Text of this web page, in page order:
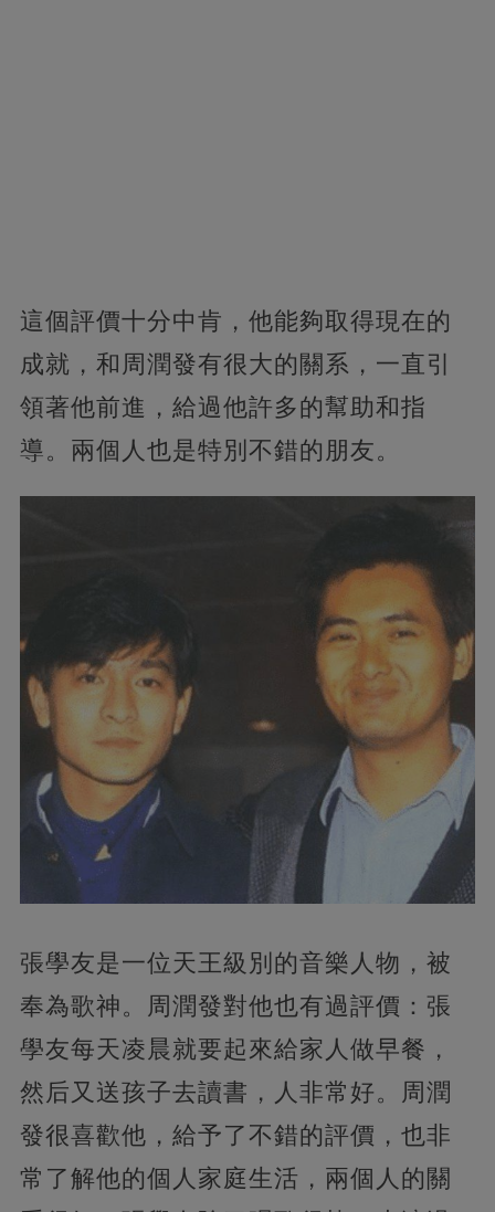
這個評價十分中肯，他能夠取得現在的
成就，和周潤發有很大的關系，一直引
領著他前進，給過他許多的幫助和指
導。兩個人也是特別不錯的朋友。
張學友是一位天王級別的音樂人物，被
奉為歌神。周潤發對他也有過評價：張
學友每天凌晨就要起來給家人做早餐，
然后又送孩子去讀書，人非常好。周潤
發很喜歡他，給予了不錯的評價，也非
常了解他的個人家庭生活，兩個人的關